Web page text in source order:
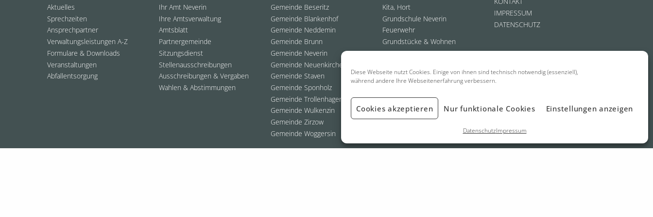
Diese Webseite nutzt Cookies. Einige von ihnen sind technisch notwendig (essenziell),
während andere Ihre Webseitenerfahrung verbessern.
Cookies akzeptieren Nur funktionale Cookies Einstellungen anzeigen
DatenschutzImpressum
Aktuelles
Sprechzeiten
Ansprechpartner
Verwaltungsleistungen A-Z
Formulare & Downloads
Veranstaltungen
Abfallentsorgung
Ihr Amt Neverin
Ihre Amtsverwaltung
Amtsblatt
Partnergemeinde
Sitzungsdienst
Stellenausschreibungen
Ausschreibungen & Vergaben
Wahlen & Abstimmungen
Gemeinde Beseritz
Gemeinde Blankenhof
Gemeinde Neddemin
Gemeinde Brunn
Gemeinde Neverin
Gemeinde Neuenkirchen
Gemeinde Staven
Gemeinde Sponholz
Gemeinde Trollenhagen
Gemeinde Wulkenzin
Gemeinde Zirzow
Gemeinde Woggersin
Kita, Hort
Grundschule Neverin
Feuerwehr
Grundstücke & Wohnen
IMPRESSUM
DATENSCHUTZ